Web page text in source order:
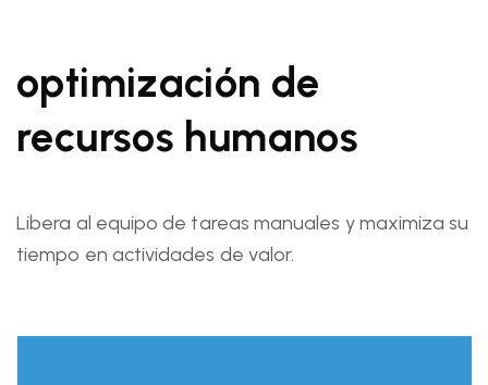
optimización de
recursos humanos
Libera al equipo de tareas manuales y maximiza su
tiempo en actividades de valor.